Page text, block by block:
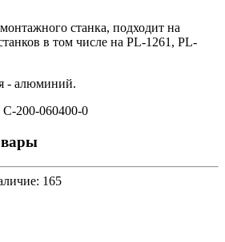
станка, подходит на
в том числе на PL-1261, PL-
- алюминий.
200-060400-0
165